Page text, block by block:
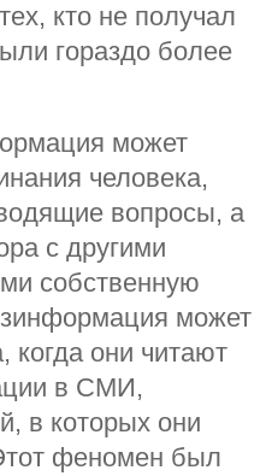
кто не получал
гораздо более
может
человека,
вопросы, а
с другими
собственную
может
когда они читают
в СМИ,
в которых они
феномен был